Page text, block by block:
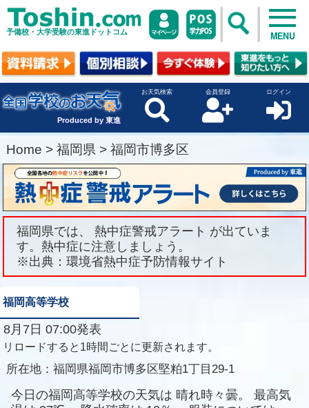
予備校・大学受験の東進ドットコム MENU
Produced by 東進
お天気検索 会員登録 ログイン
Home > 福岡県 > 福岡市博多区
福岡県では、 熱中症警戒アラート が出ていま
す。熱中症に注意しましょう。
※出典：環境省熱中症予防情報サイト
福岡高等学校
8月7日 07:00発表
リロードすると1時間ごとに更新されます。
所在地： 福岡県福岡市博多区堅粕1丁目29-1
今日の福岡高等学校の天気は 晴れ時々曇。
最高気